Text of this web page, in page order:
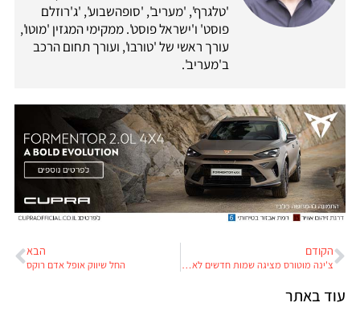
'טלגרף', 'מעריב', 'סופהשבוע', 'ג'רוזלם
פוסט' ו'ישראל פוסט'. ממקימי המגזין 'מוטו',
עורך ראשי של 'טורבו', ועורך תחום הרכב
ב'מעריב'.
הקודם
צ'ינה מוטורס מציגה שמות חדשים לאוטובוסים
הבא
החל שיווק אופל אדם רוקס
עוד באתר